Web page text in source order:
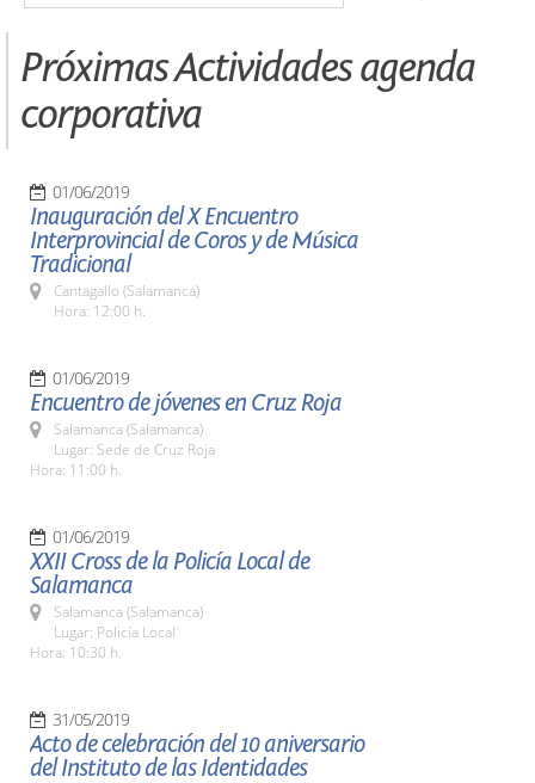
Próximas Actividades agenda
corporativa
01/06/2019
Inauguración del X Encuentro
Interprovincial de Coros y de Música
Tradicional
Cantagallo (Salamanca)
Hora: 12:00 h.
01/06/2019
Encuentro de jóvenes en Cruz Roja
Salamanca (Salamanca)
Lugar: Sede de Cruz Roja
Hora: 11:00 h.
01/06/2019
XXII Cross de la Policía Local de
Salamanca
Salamanca (Salamanca)
Lugar: Policía Local
Hora: 10:30 h.
31/05/2019
Acto de celebración del 10 aniversario
del Instituto de las Identidades